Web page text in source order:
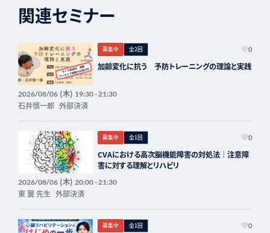
関連セミナー
募集中 全2回 0
加齢変化に抗う 予防トレーニングの理論と実践
2026/08/06(木) 19:30 - 21:30
石井慎一郎 外部決済
募集中 全1回 0
CVAにおける高次脳機能障害の対処法｜注意障
害に対する理解とリハビリ
2026/08/06(木) 20:00 - 21:30
東 翼 先生 外部決済
募集中 全1回 0